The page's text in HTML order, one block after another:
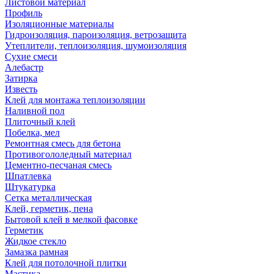
Листовой материал
Профиль
Изоляционные материалы
Гидроизоляция, пароизоляция, ветрозащита
Утеплители, теплоизоляция, шумоизоляция
Сухие смеси
Алебастр
Затирка
Известь
Клей для монтажа теплоизоляции
Наливной пол
Плиточный клей
Побелка, мел
Ремонтная смесь для бетона
Противогололедный материал
Цементно-песчаная смесь
Шпатлевка
Штукатурка
Сетка металлическая
Клей, герметик, пена
Бытовой клей в мелкой фасовке
Герметик
Жидкое стекло
Замазка рамная
Клей для потолочной плитки